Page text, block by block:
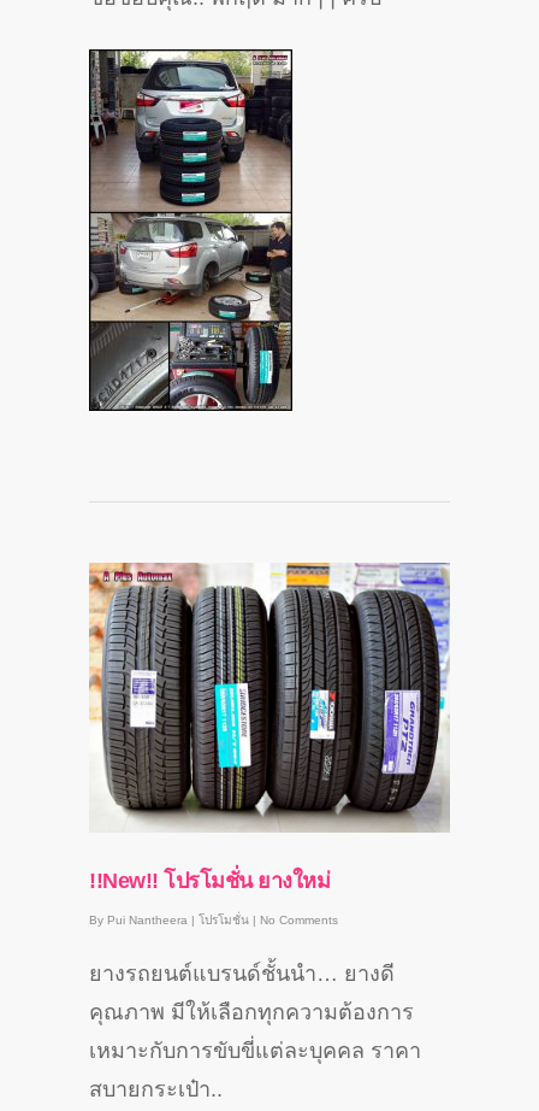
!!New!! โปรโมชั่น ยางใหม่
By Pui Nantheera | โปรโมชั่น | No Comments
ยางรถยนต์แบรนด์ชั้นนำ… ยางดี
คุณภาพ มีให้เลือกทุกความต้องการ
เหมาะกับการขับขี่แต่ละบุคคล ราคา
สบายกระเป๋า..